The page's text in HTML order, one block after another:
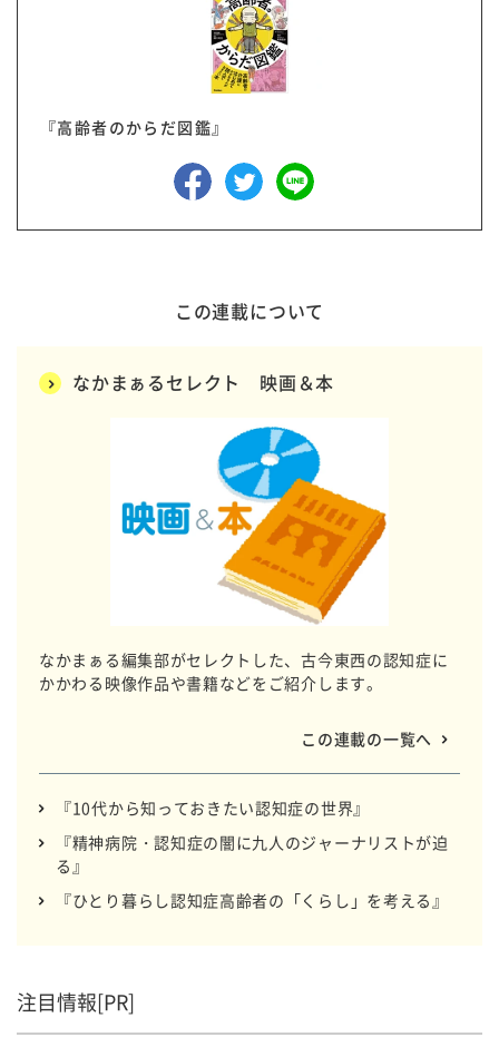
『高齢者のからだ図鑑』
この連載について
なかまぁるセレクト 映画＆本
なかまぁる編集部がセレクトした、古今東西の認知症に
かかわる映像作品や書籍などをご紹介します。
この連載の一覧へ
『10代から知っておきたい認知症の世界』
『精神病院・認知症の闇に九人のジャーナリストが迫
る』
『ひとり暮らし認知症高齢者の「くらし」を考える』
注目情報[PR]